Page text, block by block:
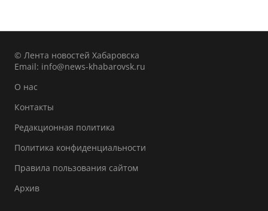
© Лента новостей Хабаровска
Email: info@news-khabarovsk.ru
О нас
Контакты
Редакционная политика
Политика конфиденциальности
Правила пользования сайтом
Архив